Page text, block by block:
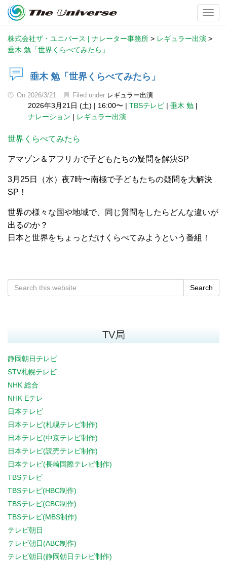
株式会社ザ・ユニバース | ナレーター事務所 > レギュラー出演 >
垂木 勉「世界くらべてみたら」
垂木 勉「世界くらべてみたら」
On 2026/3/21 Filed under レギュラー出演
2026年3月21日 (土) | 16:00〜 | TBSテレビ | 垂木 勉 |
ナレーション | レギュラー出演
世界くらべてみたら
アマゾン＆アフリカで子どもたちの疑問を解決SP
3月25日（水）夜7時〜南極で子どもたちの疑問を大解決
SP！
世界の様々な国や地域で、同じ質問をしたらどんな違いが
出るのか？
日本と世界をちょっとだけくらべてみようという番組！
Search
TV局
静岡朝日テレビ
STV札幌テレビ
NHK 総合
NHK Eテレ
日本テレビ
日本テレビ(札幌テレビ制作)
日本テレビ(中京テレビ制作)
日本テレビ(読売テレビ制作)
日本テレビ(長崎国際テレビ制作)
TBSテレビ
TBSテレビ(HBC制作)
TBSテレビ(CBC制作)
TBSテレビ(MBS制作)
テレビ朝日
テレビ朝日(ABC制作)
テレビ朝日(静岡朝日テレビ制作)